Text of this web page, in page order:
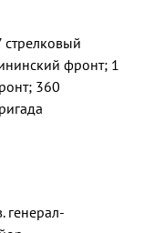
стрелковый
фронт; 1
360
генерал-